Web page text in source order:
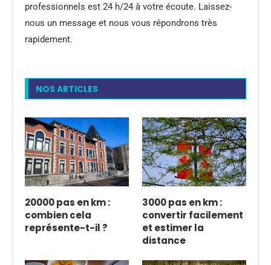
professionnels est 24 h/24 à votre écoute. Laissez-
nous un message et nous vous répondrons très
rapidement.
NOS ARTICLES
20000 pas en km :
combien cela
représente-t-il ?
3000 pas en km :
convertir facilement
et estimer la
distance